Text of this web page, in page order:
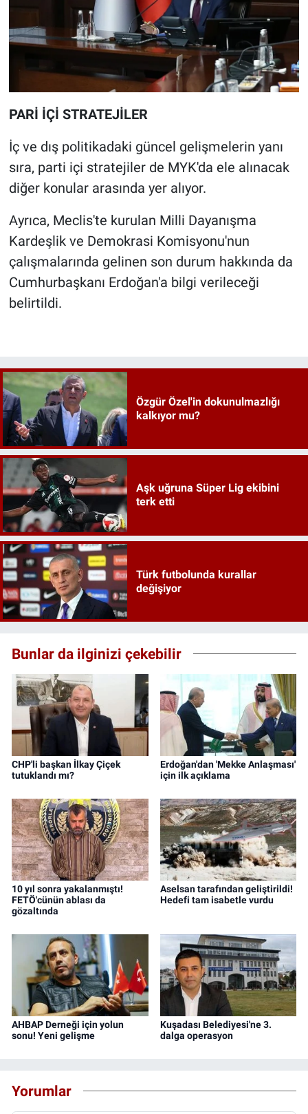
PARİ İÇİ STRATEJİLER
İç ve dış politikadaki güncel gelişmelerin yanı
sıra, parti içi stratejiler de MYK'da ele alınacak
diğer konular arasında yer alıyor.
Ayrıca, Meclis'te kurulan Milli Dayanışma
Kardeşlik ve Demokrasi Komisyonu'nun
çalışmalarında gelinen son durum hakkında da
Cumhurbaşkanı Erdoğan'a bilgi verileceği
belirtildi.
Özgür Özel'in dokunulmazlığı
kalkıyor mu?
Aşk uğruna Süper Lig ekibini
terk etti
Türk futbolunda kurallar
değişiyor
Bunlar da ilginizi çekebilir
CHP'li başkan İlkay Çiçek
tutuklandı mı?
Erdoğan'dan 'Mekke Anlaşması'
için ilk açıklama
10 yıl sonra yakalanmıştı!
FETÖ'cünün ablası da
gözaltında
Aselsan tarafından geliştirildi!
Hedefi tam isabetle vurdu
AHBAP Derneği için yolun
sonu! Yeni gelişme
Kuşadası Belediyesi'ne 3.
dalga operasyon
Yorumlar